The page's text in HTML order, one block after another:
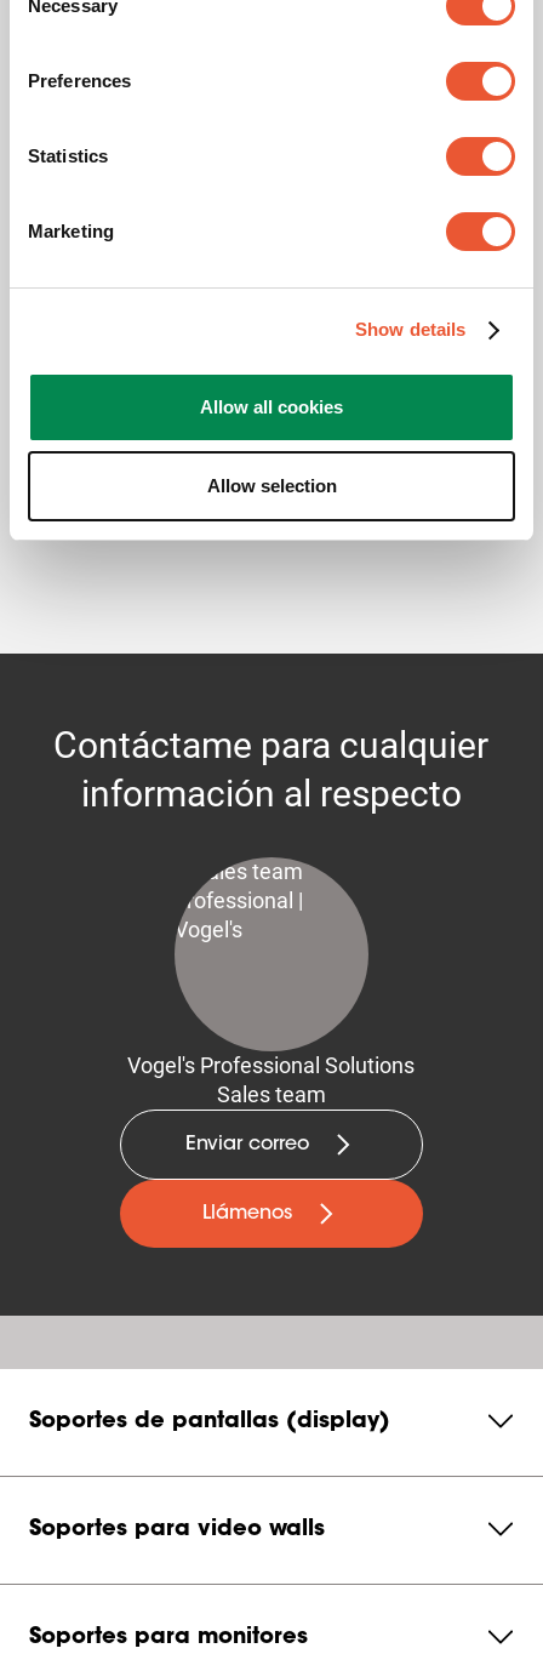
Selection
Necessary
Preferences
Statistics
Marketing
Show details
Allow all cookies
Allow selection
Ficha técnica del producto
Contáctame para cualquier
información al respecto
Vogel's Professional Solutions
Sales team
Enviar correo
Llámenos
Soportes de pantallas (display)
Soportes para video walls
Soportes para monitores